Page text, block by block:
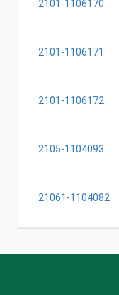
2101-1106170
2101-1106171
2101-1106172
2105-1104093
21061-1104082